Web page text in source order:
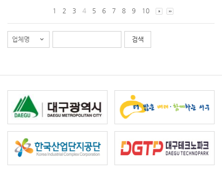
1 2 3 4 5 6 7 8 9 10